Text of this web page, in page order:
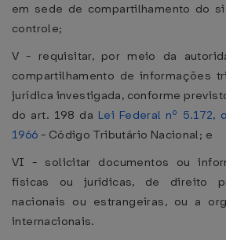
em sede de compartilhamento do
controle;
V - requisitar, por meio da
compartilhamento de informações
jurídica investigada, conforme
do art. 198 da Lei Federal nº 5.172,
1966 - Código Tributário Nacional; e
VI - solicitar documentos ou
físicas ou jurídicas, de direito
nacionais ou estrangeiras, ou a
internacionais.